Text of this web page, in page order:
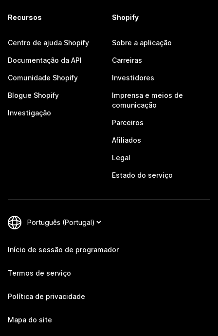
Recursos
Centro de ajuda Shopify
Documentação da API
Comunidade Shopify
Blogue Shopify
Investigação
Shopify
Sobre a aplicação
Carreiras
Investidores
Imprensa e meios de
comunicação
Parceiros
Afiliados
Legal
Estado do serviço
Início de sessão de programador
Termos de serviço
Política de privacidade
Mapa do site